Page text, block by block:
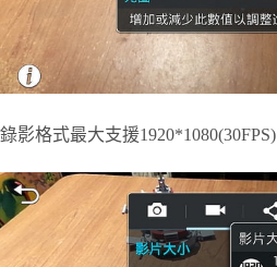
錄影格式最大支援1920*1080(30FPS)